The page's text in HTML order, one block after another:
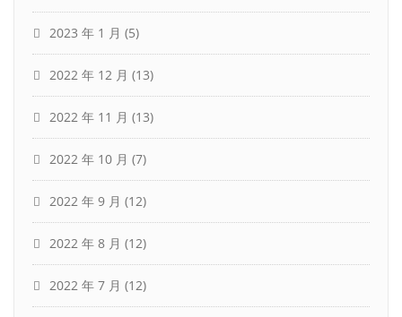
2023 年 1 月 (5)
2022 年 12 月 (13)
2022 年 11 月 (13)
2022 年 10 月 (7)
2022 年 9 月 (12)
2022 年 8 月 (12)
2022 年 7 月 (12)